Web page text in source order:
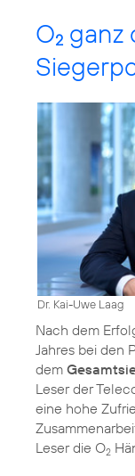
O2 ganz
Dr. Kai-Uwe Laag
Nach dem
Jahres bei den
dem
Leser der
eine hohe
Leser die O2